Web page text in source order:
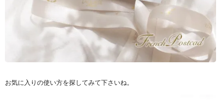
お気に入りの使い方を探してみて下さいね。